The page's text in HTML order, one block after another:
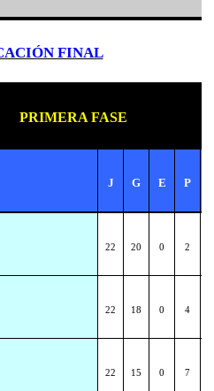
FINAL
PRIMERA FASE
J G E P
22 20 0 2
22 18 0 4
22 15 0 7